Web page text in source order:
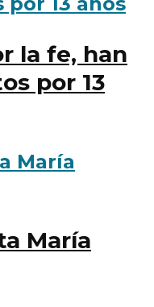
la fe, han
por 13
María